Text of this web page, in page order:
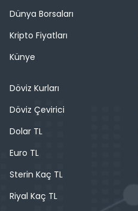
Dünya Borsaları
Kripto Fiyatları
Künye
Döviz Kurları
Döviz Çevirici
Dolar TL
Euro TL
Sterin Kaç TL
Riyal Kaç TL